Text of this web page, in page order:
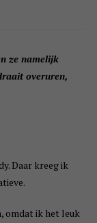
ze namelijk
overuren,
Daar kreeg ik
omdat ik het leuk